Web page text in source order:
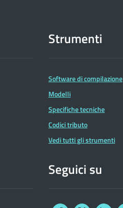
Strumenti
Software di compilazione
Modelli
Specifiche tecniche
Codici tributo
Vedi tutti gli strumenti
Seguici su